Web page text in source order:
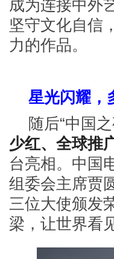
成为连接中外
坚守文化自信
力的作品。
星光闪耀，
随后“中国
少红、全球推
台亮相。中国
组委会主席贾
三位大使颁发
梁，让世界看